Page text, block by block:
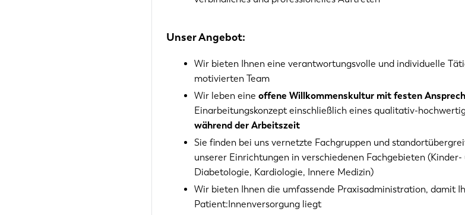
Unser Angebot:
Wir bieten Ihnen eine verantwortungsvolle und individuelle
motivierten Team
Wir leben eine offene Willkommenskultur mit festen
Einarbeitungskonzept einschließlich eines qualitativ-
während der Arbeitszeit
Sie finden bei uns vernetzte Fachgruppen und
unserer Einrichtungen in verschiedenen Fachgebieten
Diabetologie, Kardiologie, Innere Medizin)
Wir bieten Ihnen die umfassende Praxisadministration, damit
Patient:Innenversorgung liegt